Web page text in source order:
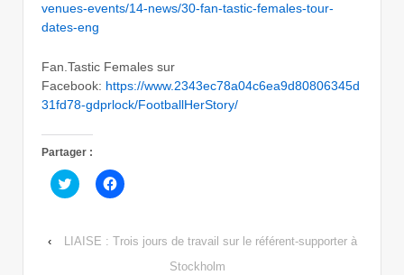
venues-events/14-news/30-fan-tastic-females-tour-
dates-eng
Fan.Tastic Females sur
Facebook: https://www.2343ec78a04c6ea9d80806345d
31fd78-gdprlock/FootballHerStory/
Partager :
Cliquez
pour
dans
Cliquez
pour
dans
‹
LIAISE : Trois jours de travail sur le référent-supporter à
Stockholm